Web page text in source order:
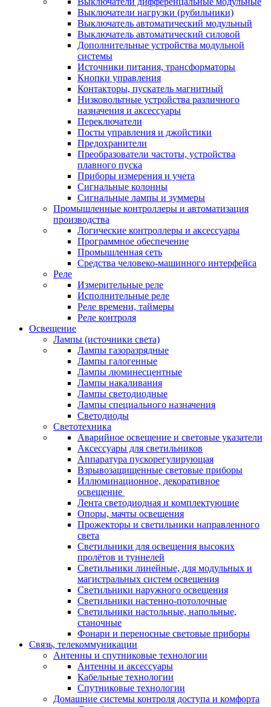
Выключатели нагрузки (рубильники)
Выключатель автоматический модульный
Выключатель автоматический силовой
Дополнительные устройства модульной
системы
Источники питания, трансформаторы
Кнопки управления
Контакторы, пускатель магнитный
Низковольтные устройства различного
назначения и аксессуары
Переключатели
Посты управления и джойстики
Предохранители
Преобразователи частоты, устройства
плавного пуска
Приборы измерения и учета
Сигнальные колонны
Сигнальные лампы и зуммеры
Промышленные контроллеры и автоматизация
производства
Логические контроллеры и аксессуары
Программное обеспечение
Промышленная сеть
Средства человеко-машинного интерфейса
Реле
Измерительные реле
Исполнительные реле
Реле времени, таймеры
Реле контроля
Освещение
Лампы (источники света)
Лампы газоразрядные
Лампы галогенные
Лампы люминесцентные
Лампы накаливания
Лампы светодиодные
Лампы специального назначения
Светодиоды
Светотехника
Аварийное освещение и световые указатели
Аксессуары для светильников
Аппаратура пускорегулирующая
Взрывозащищенные световые приборы
Иллюминационное, декоративное
освещение
Лента светодиодная и комплектующие
Опоры, мачты освещения
Прожекторы и светильники направленного
света
Светильники для освещения высоких
пролётов и туннелей
Светильники линейные, для модульных и
магистральных систем освещения
Светильники наружного освещения
Светильники настенно-потолочные
Светильники настольные, напольные,
станочные
Фонари и переносные световые приборы
Связь, телекоммуникации
Антенны и спутниковые технологии
Антенны и аксессуары
Кабельные технологии
Спутниковые технологии
Домашние системы контроля доступа и комфорта